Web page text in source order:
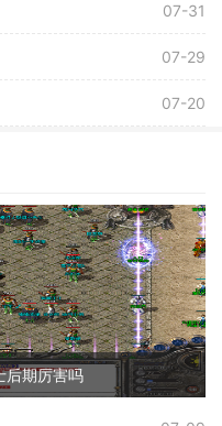
07-31
07-29
07-20
后期厉害吗